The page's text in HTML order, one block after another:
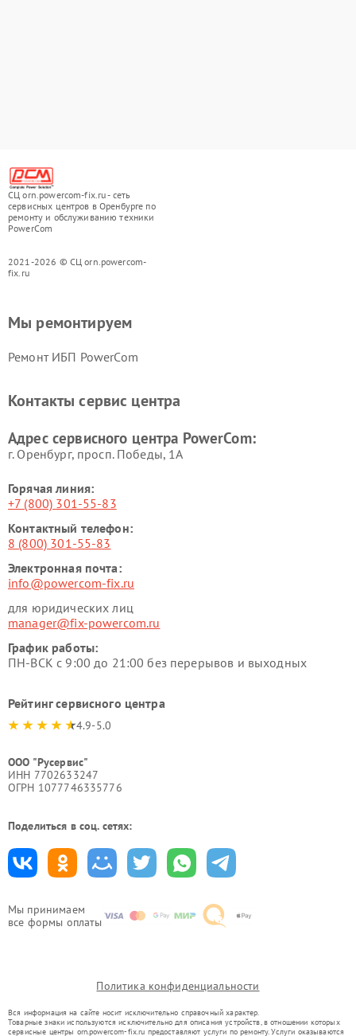
СЦ orn.powercom-fix.ru - сеть
сервисных центров в Оренбурге по
ремонту и обслуживанию техники
PowerCom
2021-2026 © СЦ orn.powercom-
fix.ru
Мы принимаем
все формы оплаты
Мы ремонтируем
Ремонт ИБП PowerCom
Контакты сервис центра
Адрес сервисного центра PowerCom:
г. Оренбург, просп. Победы, 1А
Горячая линия:
+7 (800) 301-55-83
Контактный телефон:
8 (800) 301-55-83
Электронная почта:
info@powercom-fix.ru
для юридических лиц
manager@fix-powercom.ru
График работы:
ПН-ВСК с 9:00 до 21:00 без перерывов и выходных
Рейтинг сервисного центра
4.9-5.0
ООО "Русервис"
ИНН 7702633247
ОГРН 1077746335776
Поделиться в соц. сетях:
Политика конфиденциальности
Вся информация на сайте носит исключительно справочный характер.
Товарные знаки используются исключительно для описания устройств, в отношении которых
сервисные центры orn.powercom-fix.ru предоставляют услуги по ремонту. Услуги оказываются